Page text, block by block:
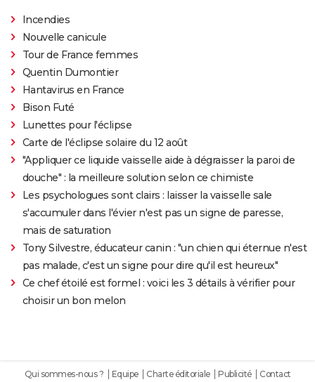
Incendies
Nouvelle canicule
Tour de France femmes
Quentin Dumontier
Hantavirus en France
Bison Futé
Lunettes pour l'éclipse
Carte de l'éclipse solaire du 12 août
"Appliquer ce liquide vaisselle aide à dégraisser la paroi de
douche" : la meilleure solution selon ce chimiste
Les psychologues sont clairs : laisser la vaisselle sale
s'accumuler dans l'évier n'est pas un signe de paresse,
mais de saturation
Tony Silvestre, éducateur canin : "un chien qui éternue n'est
pas malade, c'est un signe pour dire qu'il est heureux"
Ce chef étoilé est formel : voici les 3 détails à vérifier pour
choisir un bon melon
Qui sommes-nous ? Equipe Charte éditoriale Publicité Contact